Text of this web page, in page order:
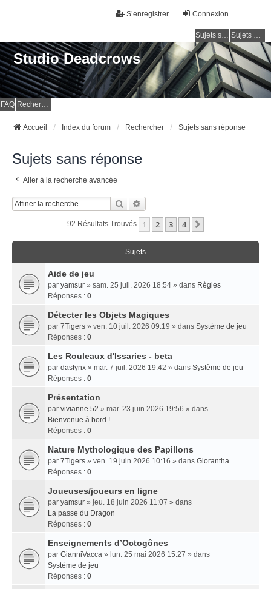
Connexion
S’enregistrer
Sujets sans réponse Sujets actifs
Studio Deadcrows
FAQ Rechercher
Accueil Index du forum Rechercher Sujets sans réponse
Sujets sans réponse
Aller à la recherche avancée
Rechercher
92 Résultats Trouvés 1 2 3 4
Sujets
Aide de jeu
par yamsur » sam. 25 juil. 2026 18:54 » dans Règles
Réponses : 0
Détecter les Objets Magiques
par 7Tigers » ven. 10 juil. 2026 09:19 » dans Système de jeu
Réponses : 0
Les Rouleaux d'Issaries - beta
par dasfynx » mar. 7 juil. 2026 19:42 » dans Système de jeu
Réponses : 0
Présentation
par vivianne 52 » mar. 23 juin 2026 19:56 » dans
Bienvenue à bord !
Réponses : 0
Nature Mythologique des Papillons
par 7Tigers » ven. 19 juin 2026 10:16 » dans Glorantha
Réponses : 0
Joueuses/joueurs en ligne
par yamsur » jeu. 18 juin 2026 11:07 » dans
La passe du Dragon
Réponses : 0
Enseignements dʼOctogônes
par GianniVacca » lun. 25 mai 2026 15:27 » dans
Système de jeu
Réponses : 0